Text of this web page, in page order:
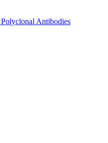
Antibodies